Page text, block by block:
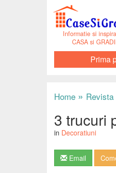
Informatie si
CASA si
Prima
Home » Revista
3 trucuri
in Decoratiuni
Email